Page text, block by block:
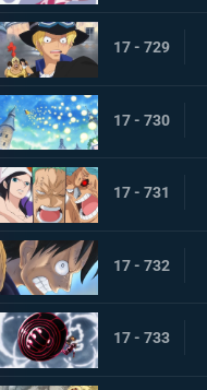
17 - 729
17 - 730
17 - 731
17 - 732
17 - 733